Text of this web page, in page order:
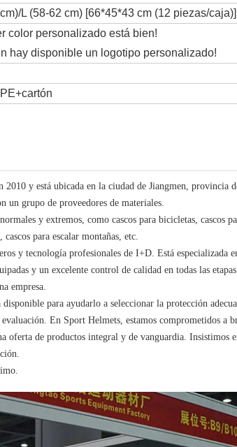
L (58-62 cm) [66*45*43 cm (12 piezas/caja)]
color personalizado está bien!
hay disponible un logotipo personalizado!
2010 y está ubicada en la ciudad de Jiangmen, provincia
un grupo de proveedores de materiales.
y extremos, como cascos para bicicletas, cascos
para escalar montañas, etc.
y tecnología profesionales de I+D. Está especializada
y un excelente control de calidad en todas las
empresa.
para ayudarlo a seleccionar la protección
En Sport Helmets, estamos comprometidos a
oferta de productos integral y de vanguardia. Insistimos